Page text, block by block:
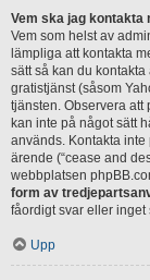
Vem ska jag kontakta
Vem som helst av
lämpliga att kontakta
sätt så kan du
gratistjänst (såsom
tjänsten. Observera att
kan inte på något sätt
används. Kontakta
ärende (“cease and
webbplatsen
form av
fåordigt svar eller inget
Upp